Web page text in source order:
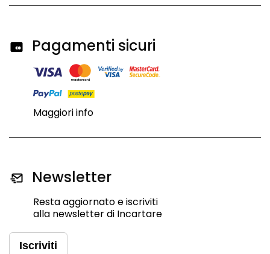
Pagamenti sicuri
Maggiori info
Newsletter
Resta aggiornato e iscriviti
alla newsletter di Incartare
Iscriviti